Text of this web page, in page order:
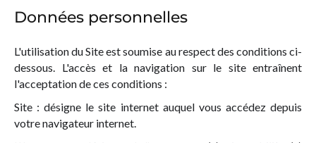
Données personnelles
L'utilisation du Site est soumise au respect des conditions ci-
dessous. L'accès et la navigation sur le site entraînent
l'acceptation de ces conditions :
Site : désigne le site internet auquel vous accédez depuis
votre navigateur internet.